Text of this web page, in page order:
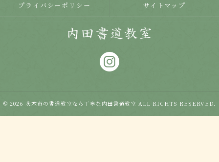
プライバシーポリシー サイトマップ
© 2026 茨木市の書道教室なら丁寧な内田書道教室 ALL RIGHTS RESERVED.